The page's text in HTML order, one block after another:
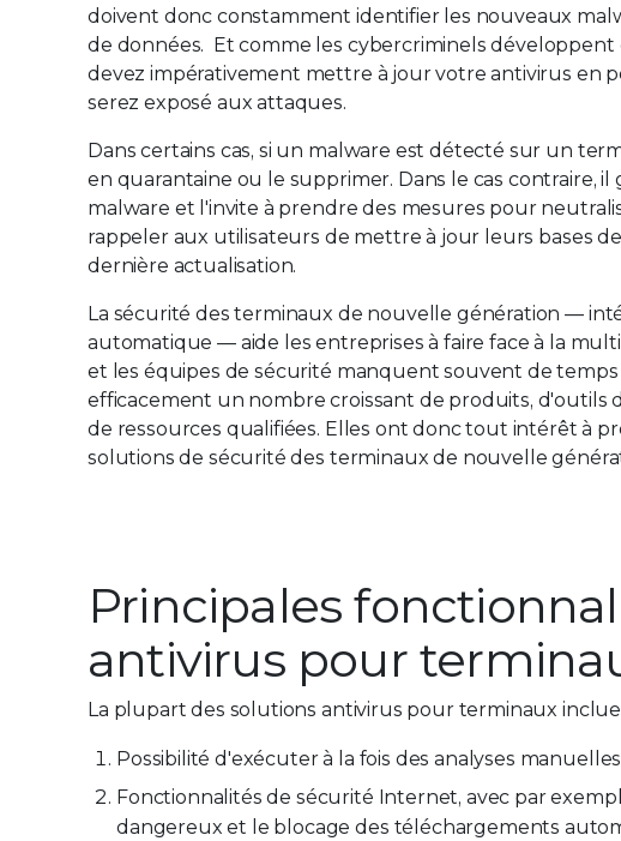
doivent donc constamment identifier les nouveaux
de données. Et comme les cybercriminels
devez impérativement mettre à jour votre antivirus en
serez exposé aux attaques.
Dans certains cas, si un malware est détecté sur un
en quarantaine ou le supprimer. Dans le cas
malware et l'invite à prendre des mesures pour
rappeler aux utilisateurs de mettre à jour leurs bases
dernière actualisation.
La sécurité des terminaux de nouvelle génération ―
automatique ― aide les entreprises à faire face à la
et les équipes de sécurité manquent souvent de
efficacement un nombre croissant de produits,
de ressources qualifiées. Elles ont donc tout intérêt à
solutions de sécurité des terminaux de nouvelle
Principales
antivirus pour
La plupart des solutions antivirus pour terminaux
Possibilité d'exécuter à la fois des analyses
Fonctionnalités de sécurité Internet, avec par
dangereux et le blocage des téléchargements